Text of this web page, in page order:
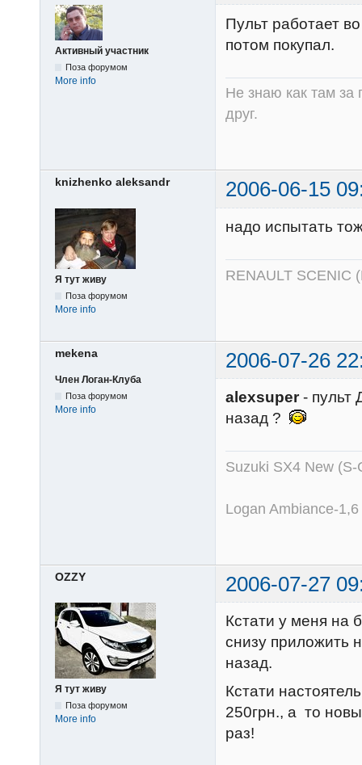
Активный участник
Поза форумом
More info
Пульт работает
потом покупал.
Не знаю как там за
друг.
knizhenko aleksandr 2006-06-15
Я тут живу
Поза форумом
More info
надо испытать
RENAULT SCENIC
mekena 2006-07-26
Член Логан-Клуба
Поза форумом
More info
alexsuper- пульт
назад ?
Suzuki SX4 New (S-
Logan Ambiance-
OZZY 2006-07-27
Я тут живу
Поза форумом
More info
Кстати у меня на
снизу приложить
назад.
Кстати
250грн., а то
раз!